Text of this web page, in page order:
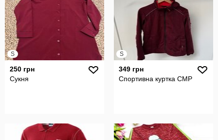
S
250 грн
Сукня
S
349 грн
Спортивна куртка CMP